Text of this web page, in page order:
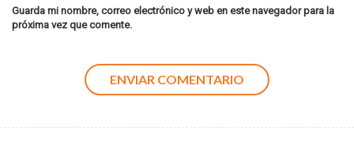
Guarda mi nombre, correo electrónico y web en este navegador para la
próxima vez que comente.